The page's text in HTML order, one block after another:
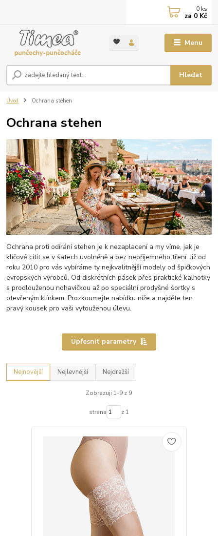
Menu
Hledat
0 ks
za 0 Kč
Úvod Ochrana stehen
Ochrana stehen
Ochrana proti odírání stehen je k nezaplacení a my víme, jak je
klíčové cítit se v šatech uvolněně a bez nepříjemného tření. Již od
roku 2010 pro vás vybíráme ty nejkvalitnější modely od špičkových
evropských výrobců. Od diskrétních pásek přes praktické kalhotky
s prodlouženou nohavičkou až po speciální prodyšné šortky s
otevřeným klínkem. Prozkoumejte nabídku níže a najděte ten
pravý kousek pro vaši vytouženou úlevu.
Upřesnit parametry
Nejnovější Nejlevnější Nejdražší
Zobrazuji 1-9 z 9
strana z 1